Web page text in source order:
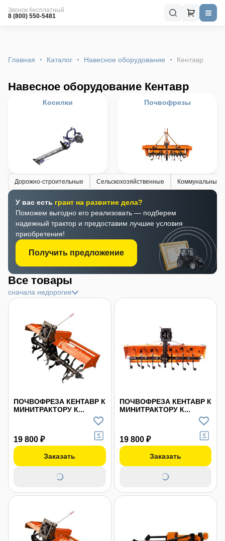
Звонок бесплатный
8 (800) 550-5481
Главная Каталог Навесное оборудование Кентавр
Навесное оборудование Кентавр
Косилки Почвофрезы
Дорожно-строительные Сельскохозяйственные Коммунальные
У вас есть грант на развитие дела?
Поможем выгодно его реализовать — подберем
надежный трактор и предоставим лучшие условия
приобретения!
Получить предложение
Все товары
сначала недорогие
ПОЧВОФРЕЗА КЕНТАВР К
МИНИТРАКТОРУ К...
19 800 ₽
Заказать
ПОЧВОФРЕЗА КЕНТАВР К
МИНИТРАКТОРУ К...
19 800 ₽
Заказать